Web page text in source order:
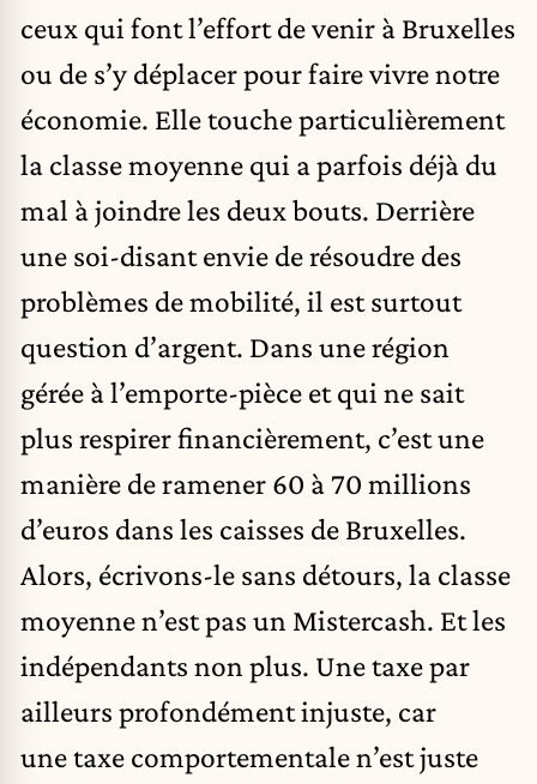
ceux qui font l’effort de venir à Bruxelles
ou de s’y déplacer pour faire vivre notre
économie. Elle touche particulièrement
la classe moyenne qui a parfois déjà du
mal à joindre les deux bouts. Derrière
une soi-disant envie de résoudre des
problèmes de mobilité, il est surtout
question d’argent. Dans une région
gérée à l’emporte-pièce et qui ne sait
plus respirer financièrement, c’est une
manière de ramener 60 à 70 millions
d’euros dans les caisses de Bruxelles.
Alors, écrivons-le sans détours, la classe
moyenne n’est pas un Mistercash. Et les
indépendants non plus. Une taxe par
ailleurs profondément injuste, car
une taxe comportementale n’est juste